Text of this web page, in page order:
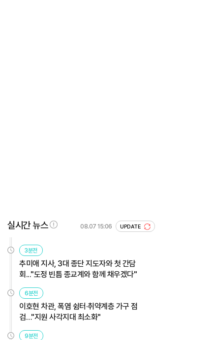
실시간 뉴스 08.07 15:06 UPDATE
3분전
추미애 지사, 3대 종단 지도자와 첫 간담
회..."도정 빈틈 종교계와 함께 채우겠다"
6분전
이호현 차관, 폭염 쉼터·취약계층 가구 점
검…"지원 사각지대 최소화"
9분전